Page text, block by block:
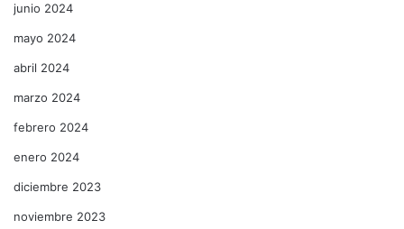
junio 2024
mayo 2024
abril 2024
marzo 2024
febrero 2024
enero 2024
diciembre 2023
noviembre 2023